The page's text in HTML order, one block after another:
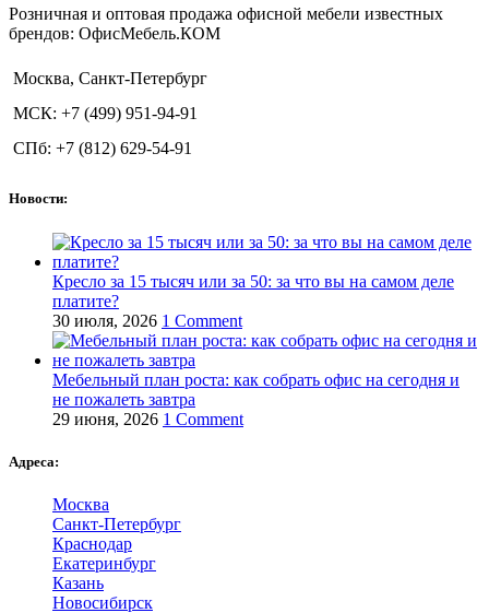
Розничная и оптовая продажа офисной мебели известных
брендов: ОфисМебель.КОМ
Москва, Санкт-Петербург
МСК: +7 (499) 951-94-91
СПб: +7 (812) 629-54-91
Новости:
Кресло за 15 тысяч или за 50: за что вы на самом деле
платите?
30 июля, 2026 1 Comment
Мебельный план роста: как собрать офис на сегодня и
не пожалеть завтра
29 июня, 2026 1 Comment
Адреса:
Москва
Санкт-Петербург
Краснодар
Екатеринбург
Казань
Новосибирск